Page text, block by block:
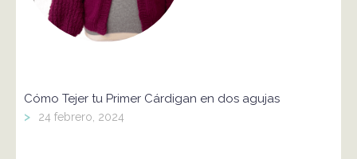
Cómo Tejer tu Primer Cárdigan en dos agujas
> 24 febrero, 2024